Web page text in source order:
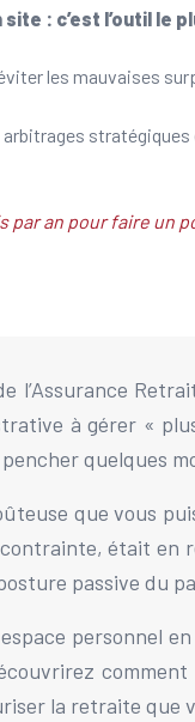
: c’est l’outil
les mauvaises
par an pour faire un
l’Assurance
à gérer «
quelques
que vous
était
passive du
personnel
la retraite que